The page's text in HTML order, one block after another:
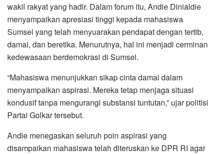
wakil rakyat yang hadir. Dalam forum itu, Andie Dinialdie
menyampaikan apresiasi tinggi kepada mahasiswa
Sumsel yang telah menyuarakan pendapat dengan tertib,
damai, dan beretika. Menurutnya, hal ini menjadi cerminan
kedewasaan berdemokrasi di Sumsel.
“Mahasiswa menunjukkan sikap cinta damai dalam
menyampaikan aspirasi. Mereka tetap menjaga situasi
kondusif tanpa mengurangi substansi tuntutan,” ujar politisi
Partai Golkar tersebut.
Andie menegaskan seluruh poin aspirasi yang
disampaikan mahasiswa telah diteruskan ke DPR RI agar